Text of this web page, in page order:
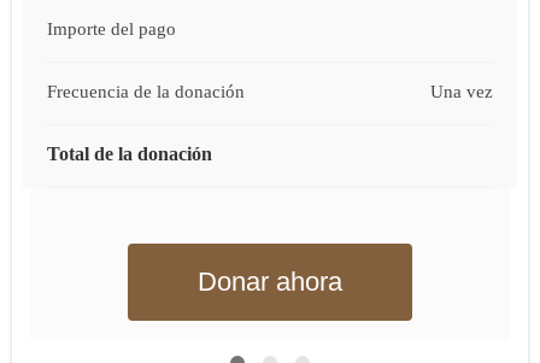
Importe del pago
Frecuencia de la donación Una vez
Total de la donación